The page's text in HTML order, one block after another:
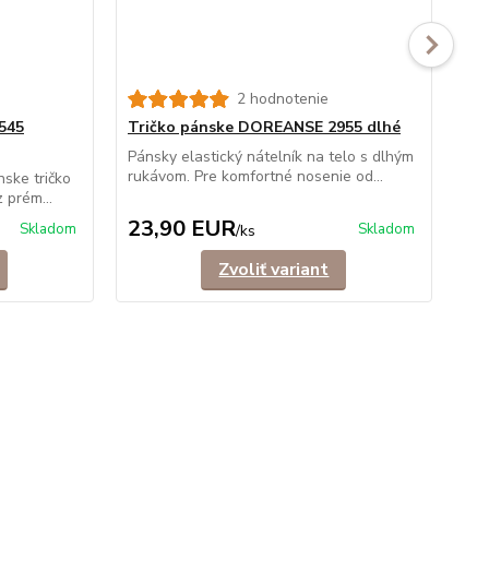
tričko
Skladom
2 hodnotenie
Tričko pánske DOREANSE 2955 dlhé
Pánsky elastický nátelník na telo s dlhým
rukávom. Pre komfortné nosenie od...
23,90 EUR/ks Skladom
Zvoliť variant